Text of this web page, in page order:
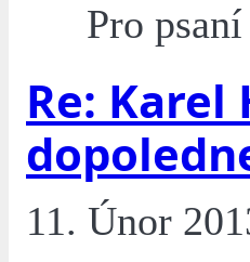
Pro
Re: Karel
11. Únor